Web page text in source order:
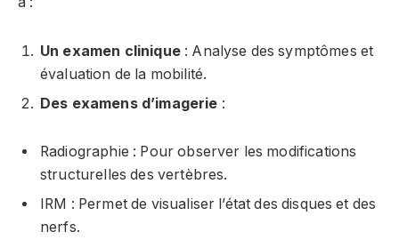
Un examen clinique: Analyse des symptômes et
évaluation de la mobilité.
Des examens d’imagerie :
Radiographie : Pour observer les modifications
structurelles des vertèbres.
IRM : Permet de visualiser l’état des disques et des
nerfs.